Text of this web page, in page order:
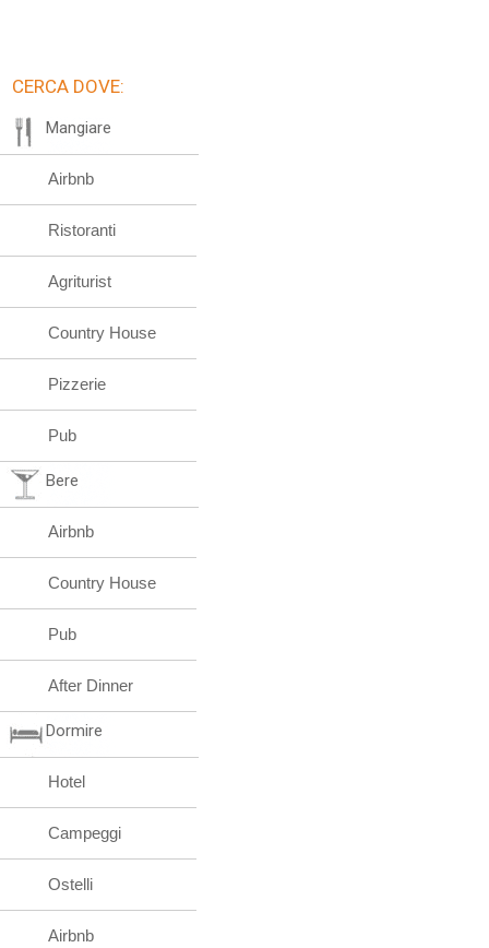
CERCA DOVE:
Mangiare
Airbnb
Ristoranti
Agriturist
Country House
Pizzerie
Pub
Bere
Airbnb
Country House
Pub
After Dinner
Dormire
Hotel
Campeggi
Ostelli
Airbnb